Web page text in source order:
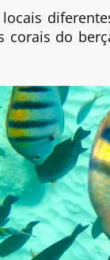
corais do